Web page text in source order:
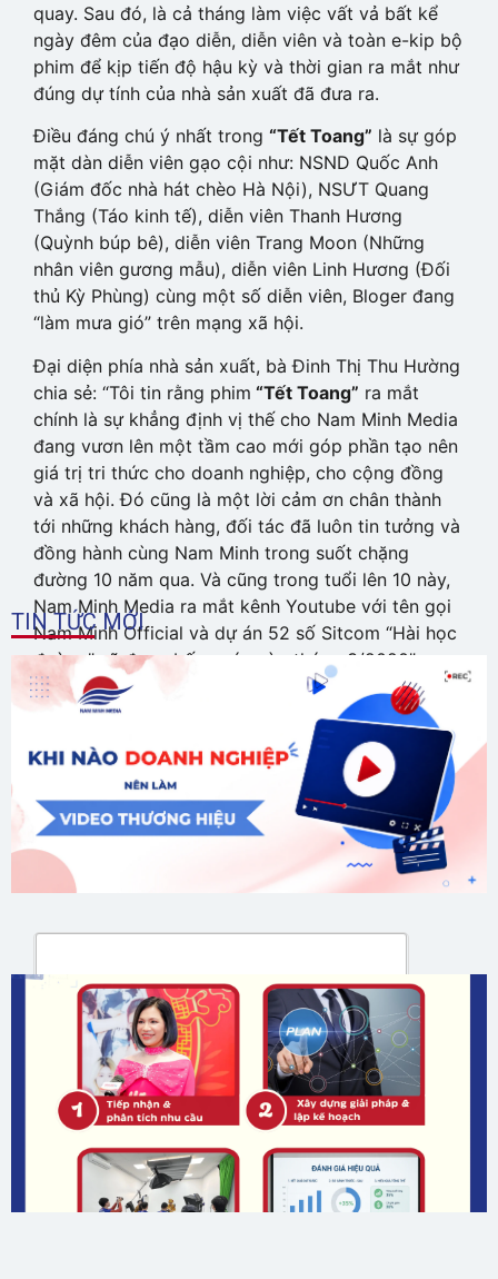
quay. Sau đó, là cả tháng làm việc vất vả bất kể
ngày đêm của đạo diễn, diễn viên và toàn e-kip bộ
phim để kịp tiến độ hậu kỳ và thời gian ra mắt như
đúng dự tính của nhà sản xuất đã đưa ra.
Điều đáng chú ý nhất trong “Tết Toang” là sự góp
mặt dàn diễn viên gạo cội như: NSND Quốc Anh
(Giám đốc nhà hát chèo Hà Nội), NSƯT Quang
Thắng (Táo kinh tế), diễn viên Thanh Hương
(Quỳnh búp bê), diễn viên Trang Moon (Những
nhân viên gương mẫu), diễn viên Linh Hương (Đối
thủ Kỳ Phùng) cùng một số diễn viên, Bloger đang
“làm mưa gió” trên mạng xã hội.
Đại diện phía nhà sản xuất, bà Đinh Thị Thu Hường
chia sẻ: “Tôi tin rằng phim “Tết Toang” ra mắt
chính là sự khẳng định vị thế cho Nam Minh Media
đang vươn lên một tầm cao mới góp phần tạo nên
giá trị tri thức cho doanh nghiệp, cho cộng đồng
và xã hội. Đó cũng là một lời cảm ơn chân thành
tới những khách hàng, đối tác đã luôn tin tưởng và
đồng hành cùng Nam Minh trong suốt chặng
đường 10 năm qua. Và cũng trong tuổi lên 10 này,
Nam Minh Media ra mắt kênh Youtube với tên gọi
Nam Minh Official và dự án 52 số Sitcom “Hài học
đường” sẽ được bấm máy vào tháng 3/2020”.
Bộ phim dự kiến sẽ được lên sóng vào ngày
Theo Tạp chí Người Làm Báo điện tử
GỬI ĐÁNH GIÁ CỦA BẠN
Gửi
TIN TỨC MỚI